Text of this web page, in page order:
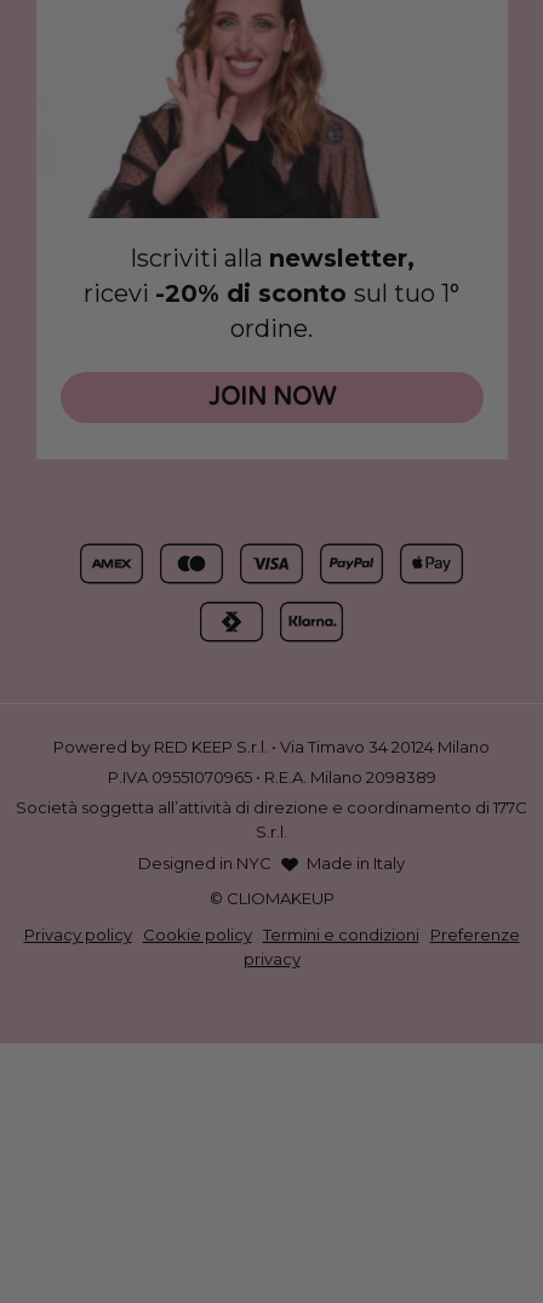
Iscriviti alla newsletter,
ricevi -20% di sconto sul tuo 1°
ordine.
JOIN NOW
Powered by RED KEEP S.r.l. • Via Timavo 34 20124 Milano
P.IVA 09551070965 • R.E.A. Milano 2098389
Società soggetta all’attività di direzione e coordinamento di 177C
S.r.l.
Designed in NYC
Made in Italy
© CLIOMAKEUP
Privacy policy· Cookie policy· Termini e condizioni
Preferenze
privacy